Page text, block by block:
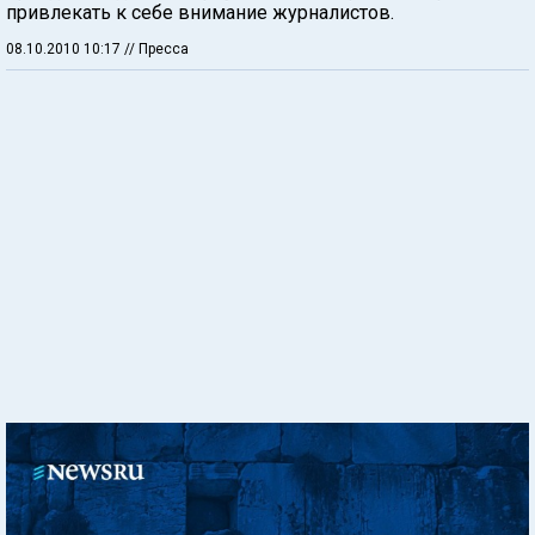
привлекать к себе внимание журналистов.
08.10.2010 10:17 // Пресса